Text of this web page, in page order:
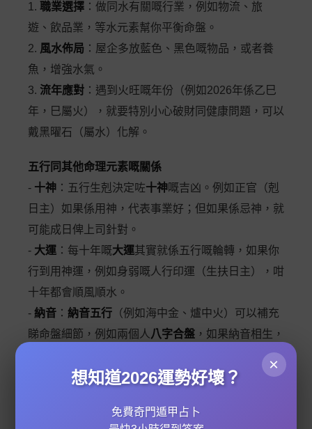
1. 職業選擇 ：做同水有關嘅行業，例如物流、旅
遊、飲品業，等水元素幫你平衡命盤。
2. 風水佈局 ：屋企多放藍色、黑色嘅物品，或者養
魚，增強水氣。
3. 流年應對 ：遇到火旺嘅年份（例如2026年係乙巳
年，巳屬火），就要特別小心破財同健康問題，可以
戴黑曜石（屬水）化解。
五行同其他命理元素嘅關係
- 十神 ：五行生剋決定咗十神嘅吉凶。例如正官（剋
日主）如果係用神，代表事業好；但如果係忌神，就
可能成日俾上司針對。
- 大運 ：每十年嘅大運其實就係五行嘅輪轉，如果你
行到用神運，例如身弱嘅人行印運（生扶日主），咁
十年都會順風順水。
- 納音 ： 納音五行 （例如海中金、爐中火）可以補充
睇命盤細節，例如兩個人 八字合盤 ，如果納音相生，
命盤分析唔係齋睇單一元素，而要綜合
十神、神煞、大運等等，先可以俾到最準確嘅
×
想知道2026運勢好壞？
免費奇門遁甲占卜